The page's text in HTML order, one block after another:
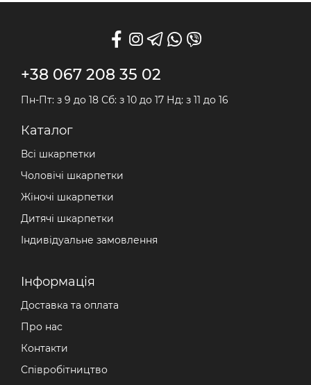
+38 067 208 35 02
Пн-Пт: з 9 до 18 Сб: з 10 до 17 Нд: з 11 до 16
Каталог
Всі шкарпетки
Чоловічі шкарпетки
Жіночі шкарпетки
Дитячі шкарпетки
Індивідуальне замовлення
Iнформація
Доставка та оплата
Про нас
Контакти
Співробітництво